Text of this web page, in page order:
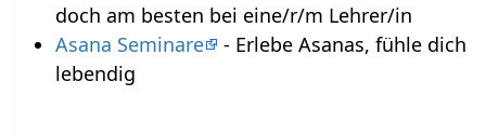
doch am besten bei eine/r/m Lehrer/in
Asana Seminare
- Erlebe Asanas, fühle dich
lebendig